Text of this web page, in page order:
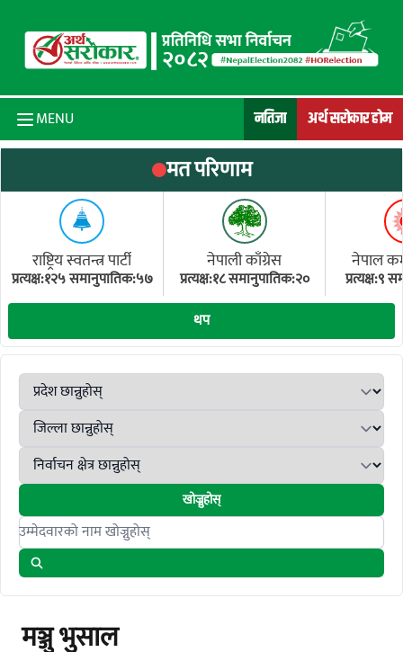
MENU नतिजा अर्थ सरोकार होम
मत परिणाम
राष्ट्रिय स्वतन्त्र पार्टी
प्रत्यक्ष:१२५ समानुपातिक:५७
नेपाली काँग्रेस
प्रत्यक्ष:१८ समानुपातिक:२०
नेपाल
प्रत्यक्ष:९
थप
खोज्नुहोस्
Search candidates
मञ्जु भुसाल